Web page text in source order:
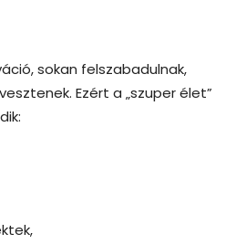
sokan felszabadulnak,
Ezért a „szuper élet”